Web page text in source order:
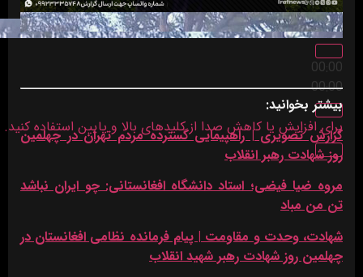
00:00
00:00
برای افزایش یا کاهش صدا از کلیدهای بالا و پایین استفاده کنید.
بیشتر بخوانید:
گزارش تصویری | راهپیمایی گسترده مردم تهران در چهلمین
روز شهادت رهبر انقلاب
مروه ضیا فیضی؛ استاد دانشگاه افغانستانی: چو ایران نباشد
تن من مباد
شهادت، وحدت و مقاومت | پيام فرمانده نظامی افغانستان در
چهلمین روز شهادت رهبر شهید انقلاب